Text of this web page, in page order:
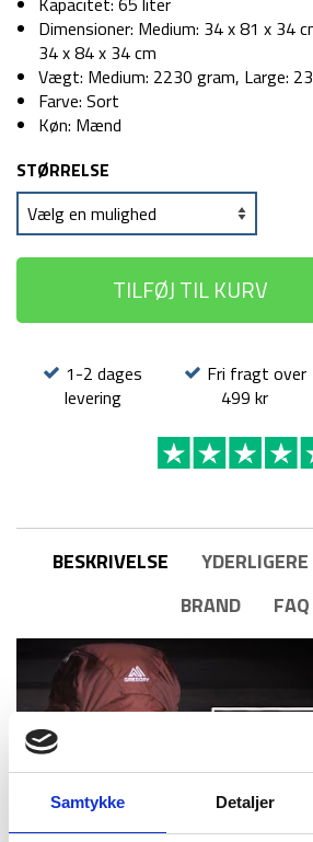
Samtykke Detaljer
Dimensioner: Medium: 34 x 81 x 34
34 x 84 x 34 cm
Vægt: Medium: 2230 gram, Large:
Farve: Sort
Køn: Mænd
STØRRELSE
TILFØJ TIL KURV
1-2 dages
levering
Fri fragt over
499 kr
BESKRIVELSE
BRAND
FAQ